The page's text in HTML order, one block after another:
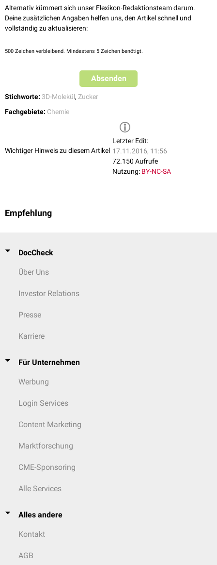
Hirnödems. Es gibt Menschen, die an einerSorbitintoleranzleiden.
Sorbitol ist in vielen Obstsorten enthalten, wie Apfel, Birne, Pfirsich und
Datteln, sowie bei getrocknetem Obst.
Alternativ kümmert sich unser Flexikon-Redaktionsteam darum.
Deine zusätzlichen Angaben helfen uns, den Artikel schnell und
vollständig zu aktualisieren:
500 Zeichen verbleibend. Mindestens 5 Zeichen benötigt.
Absenden
Stichworte: 3D-Molekül, Zucker
Fachgebiete: Chemie
Wichtiger Hinweis zu diesem Artikel
Letzter Edit:
17.11.2016, 11:56
72.150 Aufrufe
Nutzung: BY-NC-SA
Empfehlung
DocCheck
Über Uns
Investor Relations
Presse
Karriere
Für Unternehmen
Werbung
Login Services
Content Marketing
Marktforschung
CME-Sponsoring
Alle Services
Alles andere
Kontakt
AGB